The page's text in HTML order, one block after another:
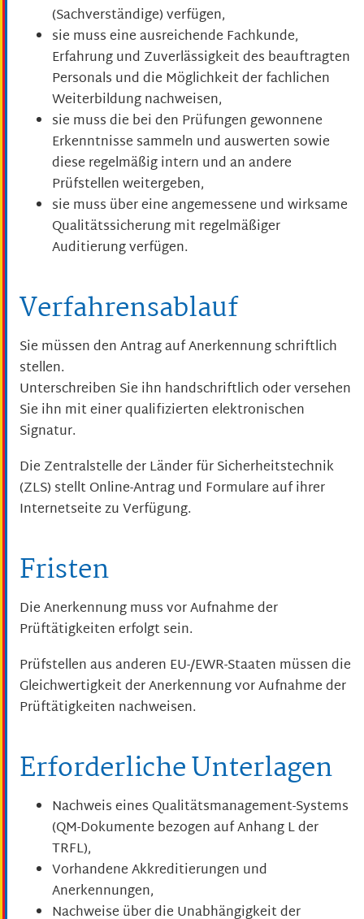
(Sachverständige) verfügen,
sie muss eine ausreichende Fachkunde,
Erfahrung und Zuverlässigkeit des beauftragten
Personals und die Möglichkeit der fachlichen
Weiterbildung nachweisen,
sie muss die bei den Prüfungen gewonnene
Erkenntnisse sammeln und auswerten sowie
diese regelmäßig intern und an andere
Prüfstellen weitergeben,
sie muss über eine angemessene und wirksame
Qualitätssicherung mit regelmäßiger
Auditierung verfügen.
Verfahrensablauf
Sie müssen den Antrag auf Anerkennung schriftlich
stellen.
Unterschreiben Sie ihn handschriftlich oder versehen
Sie ihn mit einer qualifizierten elektronischen
Signatur.
Die Zentralstelle der Länder für Sicherheitstechnik
(ZLS) stellt Online-Antrag und Formulare auf ihrer
Internetseite zu Verfügung.
Fristen
Die Anerkennung muss vor Aufnahme der
Prüftätigkeiten erfolgt sein.
Prüfstellen aus anderen EU-/EWR-Staaten müssen die
Gleichwertigkeit der Anerkennung vor Aufnahme der
Prüftätigkeiten nachweisen.
Erforderliche Unterlagen
Nachweis eines Qualitätsmanagement-Systems
(QM-Dokumente bezogen auf Anhang L der
TRFL),
Vorhandene Akkreditierungen und
Anerkennungen,
Nachweise über die Unabhängigkeit der